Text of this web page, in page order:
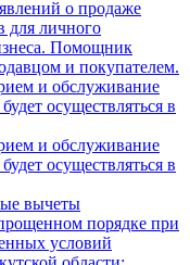
о продаже
для личного
Помощник
и покупателем.
и обслуживание
осуществляться в
и обслуживание
осуществляться в
вычеты
порядке при
условий